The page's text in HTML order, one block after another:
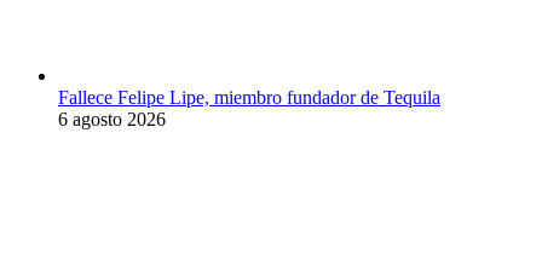
Fallece Felipe Lipe, miembro fundador de Tequila
6 agosto 2026